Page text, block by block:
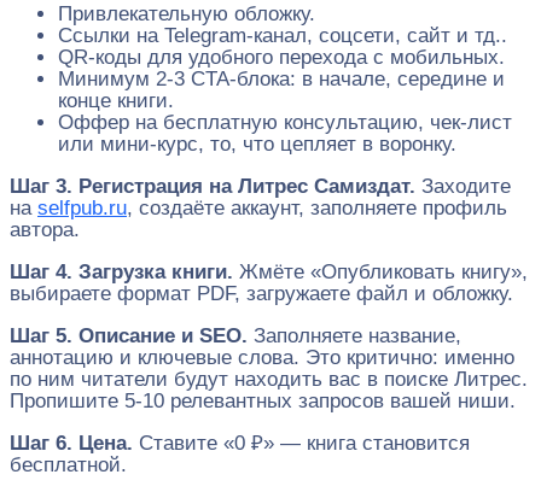
Привлекательную обложку.
Ссылки на Telegram-канал, соцсети, сайт и тд..
QR-коды для удобного перехода с мобильных.
Минимум 2-3 CTA-блока: в начале, середине и
конце книги.
Оффер на бесплатную консультацию, чек-лист
или мини-курс, то, что цепляет в воронку.
Шаг 3. Регистрация на Литрес Самиздат. Заходите
на selfpub.ru, создаёте аккаунт, заполняете профиль
автора.
Шаг 4. Загрузка книги. Жмёте «Опубликовать книгу»,
выбираете формат PDF, загружаете файл и обложку.
Шаг 5. Описание и SEO. Заполняете название,
аннотацию и ключевые слова. Это критично: именно
по ним читатели будут находить вас в поиске Литрес.
Пропишите 5-10 релевантных запросов вашей ниши.
Шаг 6. Цена. Ставите «0 ₽» — книга становится
бесплатной.